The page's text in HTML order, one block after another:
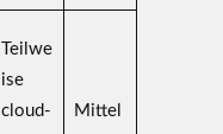
Teilwe
ise
cloud-
Mittel